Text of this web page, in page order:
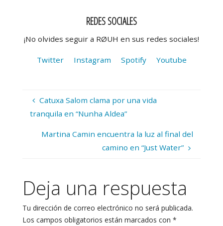
REDES SOCIALES
¡No olvides seguir a RØUH en sus redes sociales!
Twitter Instagram Spotify Youtube
Catuxa Salom clama por una vida
tranquila en “Nunha Aldea”
Martina Camin encuentra la luz al final del
camino en “Just Water”
Deja una respuesta
Tu dirección de correo electrónico no será publicada.
Los campos obligatorios están marcados con *